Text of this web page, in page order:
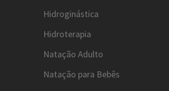
Hidroginástica
Hidroterapia
Natação Adulto
Natação para Bebês